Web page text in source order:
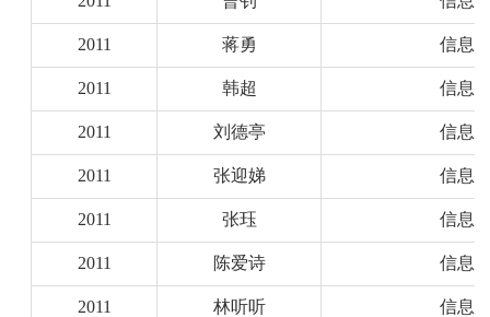
2011 蒋勇 信息
2011 韩超 信息
2011 刘德亭 信息
2011 张迎娣 信息
2011 张珏 信息
2011 陈爱诗 信息
2011 林听听 信息